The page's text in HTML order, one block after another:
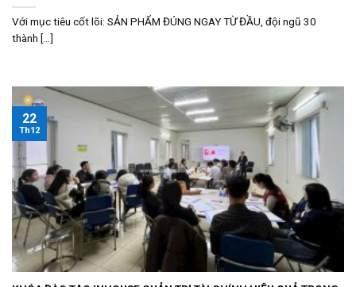
Với mục tiêu cốt lõi: SẢN PHẨM ĐÚNG NGAY TỪ ĐẦU, đội ngũ 30
thành [...]
22
Th12